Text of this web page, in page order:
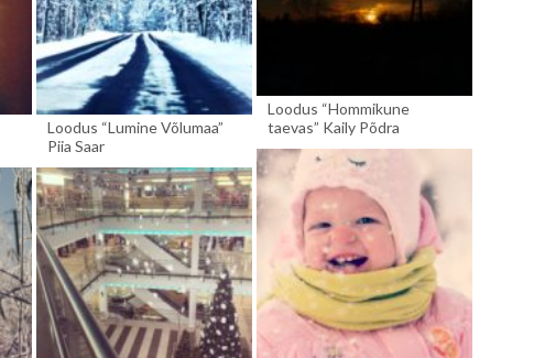
Loodus “Hommikune
taevas” Kaily Põdra
Loodus “Lumine Võlumaa”
Piia Saar